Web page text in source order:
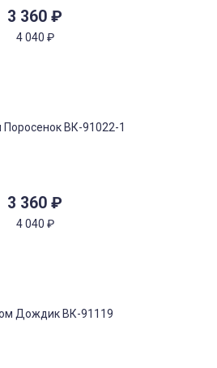
3 360 ₽
4 040 ₽
3 360 ₽
4 040 ₽